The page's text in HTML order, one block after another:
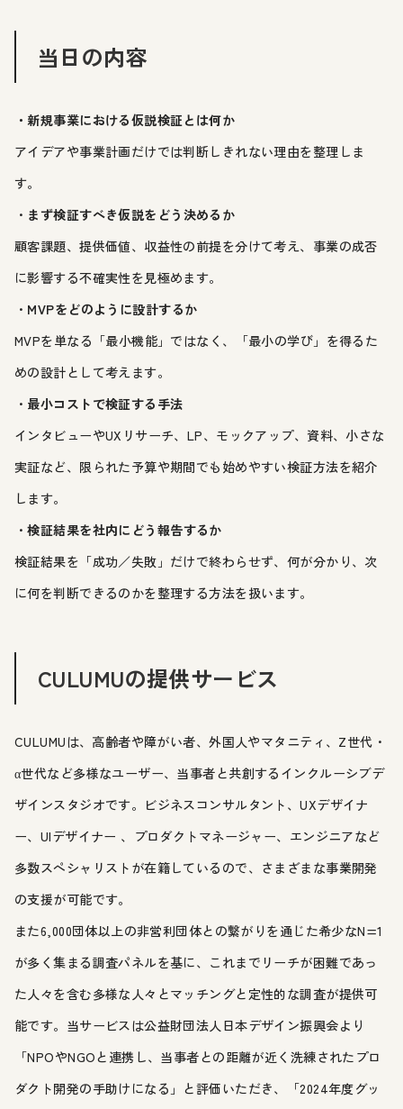
当日の内容
・新規事業における仮説検証とは何か
アイデアや事業計画だけでは判断しきれない理由を整理しま
す。
・ まず検証すべき仮説をどう決めるか
顧客課題、提供価値、収益性の前提を分けて考え、事業の成否
に影響する不確実性を見極めます。
・ MVPをどのように設計するか
MVPを単なる「最小機能」ではなく、「最小の学び」を得るた
めの設計として考えます。
・ 最小コストで検証する手法
インタビューやUXリサーチ、LP、モックアップ、資料、小さな
実証など、限られた予算や期間でも始めやすい検証方法を紹介
します。
・検証結果を社内にどう報告するか
検証結果を「成功／失敗」だけで終わらせず、何が分かり、次
に何を判断できるのかを整理する方法を扱います。
CULUMUの提供サービス
CULUMUは、高齢者や障がい者、外国人やマタニティ、Z世代・
α世代など多様なユーザー、当事者と共創するインクルーシブデ
ザインスタジオです。ビジネスコンサルタント、UXデザイナ
ー、UIデザイナー 、プロダクトマネージャー、エンジニアなど
多数スペシャリストが在籍しているので、さまざまな事業開発
の支援が可能です。
また6,000団体以上の非営利団体との繋がりを通じた希少なN=1
が多く集まる調査パネルを基に、これまでリーチが困難であっ
た人々を含む多様な人々とマッチングと定性的な調査が提供可
能です。当サービスは公益財団法人日本デザイン振興会より
「NPOやNGOと連携し、当事者との距離が近く洗練されたプロ
ダクト開発の手助けになる」と評価いただき、「2024年度グッ